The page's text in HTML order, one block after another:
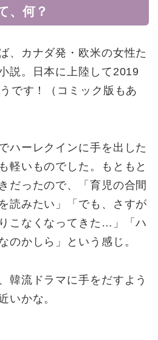
、何？
、カナダ発・欧米の女性た
説。日本に上陸して2019
です！（コミック版もあ
ハーレクインに手を出した
軽いものでした。もともと
だったので、「育児の合間
読みたい」「でも、さすが
こなくなってきた…」「ハ
のかしら」という感じ。
韓流ドラマに手をだすよう
いかな。